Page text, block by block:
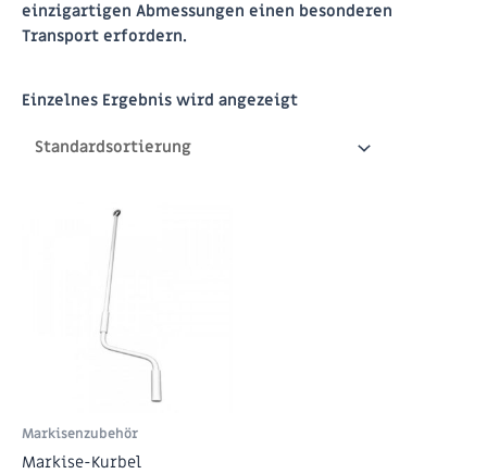
einzigartigen Abmessungen einen besonderen
Transport erfordern.
Einzelnes Ergebnis wird angezeigt
Markisenzubehör
Markise-Kurbel